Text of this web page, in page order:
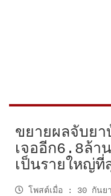
ขยายผลจับย
เจออีก6.8ล้า
เป็นรายใหญ่ที่
โพสต์เมื่อ : 30 กันย